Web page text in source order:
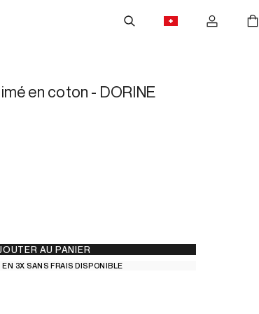
en coton - DORINE
AU PANIER
3X SANS FRAIS DISPONIBLE